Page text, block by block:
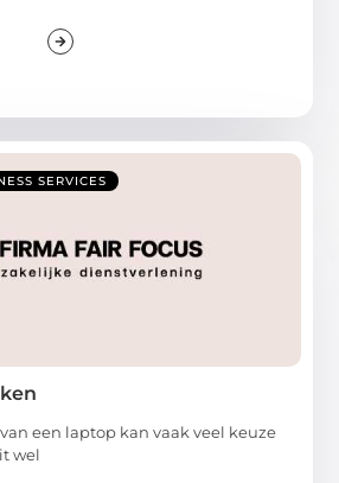
SERVICES
een laptop kan vaak veel keuze
wel